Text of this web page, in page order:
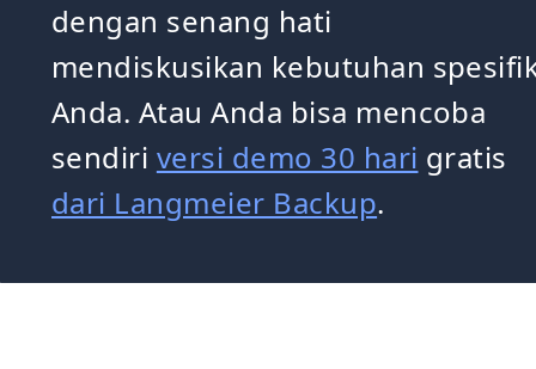
dengan senang hati
mendiskusikan kebutuhan
Anda. Atau Anda bisa mencoba
sendiri versi demo 30 hari gratis
dari Langmeier Backup.